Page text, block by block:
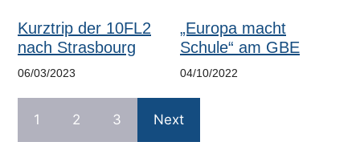
Kurztrip der 10FL2
nach Strasbourg
06/03/2023
„Europa macht
Schule“ am GBE
04/10/2022
1 2 3 Next